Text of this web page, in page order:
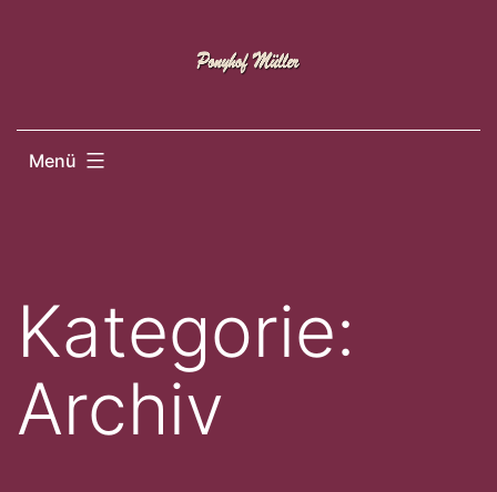
Menü
Kategorie:
Archiv